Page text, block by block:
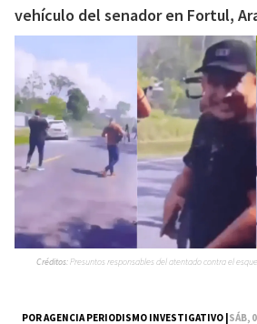
vehículo del senador en Fortul,
POR AGENCIA PERIODISMO INVESTIGATIVO |SÁB,
Créditos:Presuntos responsables del atentado contra el